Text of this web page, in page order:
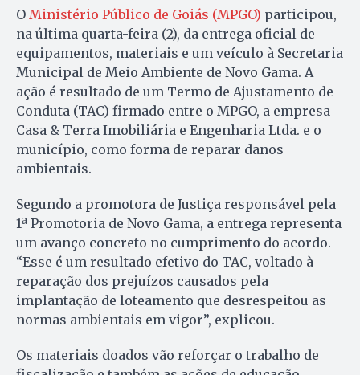
O Ministério Público de Goiás (MPGO) participou,
na última quarta-feira (2), da entrega oficial de
equipamentos, materiais e um veículo à Secretaria
Municipal de Meio Ambiente de Novo Gama. A
ação é resultado de um Termo de Ajustamento de
Conduta (TAC) firmado entre o MPGO, a empresa
Casa & Terra Imobiliária e Engenharia Ltda. e o
município, como forma de reparar danos
ambientais.
Segundo a promotora de Justiça responsável pela
1ª Promotoria de Novo Gama, a entrega representa
um avanço concreto no cumprimento do acordo.
“Esse é um resultado efetivo do TAC, voltado à
reparação dos prejuízos causados pela
implantação de loteamento que desrespeitou as
normas ambientais em vigor”, explicou.
Os materiais doados vão reforçar o trabalho de